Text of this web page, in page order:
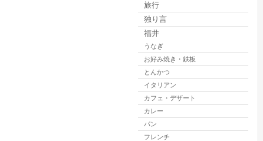
旅行
独り言
福井
うなぎ
お好み焼き・鉄板
とんかつ
イタリアン
カフェ・デザート
カレー
パン
フレンチ